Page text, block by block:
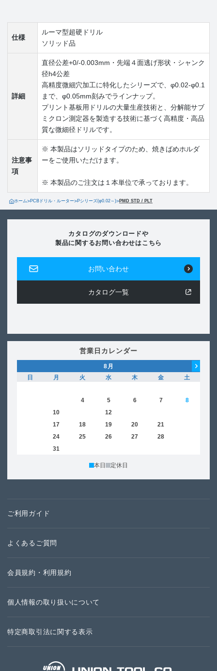
仕様
ルーマ型超硬ドリル
ソリッド品
詳細
直径公差+0/-0.003mm・先端４面逃げ形状・シャンク
径h4公差
高精度微細穴加工に特化したシリーズで、φ0.02-φ0.1
まで、φ0.05mm刻みでラインナップ。
プリント基板用ドリルの大量生産技術と、分解能サブ
ミクロン測定器を製造する技術に基づく高精度・高品
質な微細径ドリルです。
注意事
項
※ 本製品はソリッドタイプのため、焼きばめホルダ
ーをご使用いただけます。
※ 本製品のご注文は１本単位で承っております。
ホーム>PCBドリル・ルーター>Pシリーズ(φ0.02～)> PMD STD / PLT
カタログのダウンロードや
製品に関するお問い合わせはこちら
お問い合わせ
カタログ一覧
営業日カレンダー
8 月
日
月 火 水 木 金
土
4 5 6 7
8
10 12
17 18 19 20 21
24 25 26 27 28
31
本日 定休日
ご利用ガイド
よくあるご質問
会員規約・利用規約
個人情報の取り扱いについて
特定商取引法に関する表示